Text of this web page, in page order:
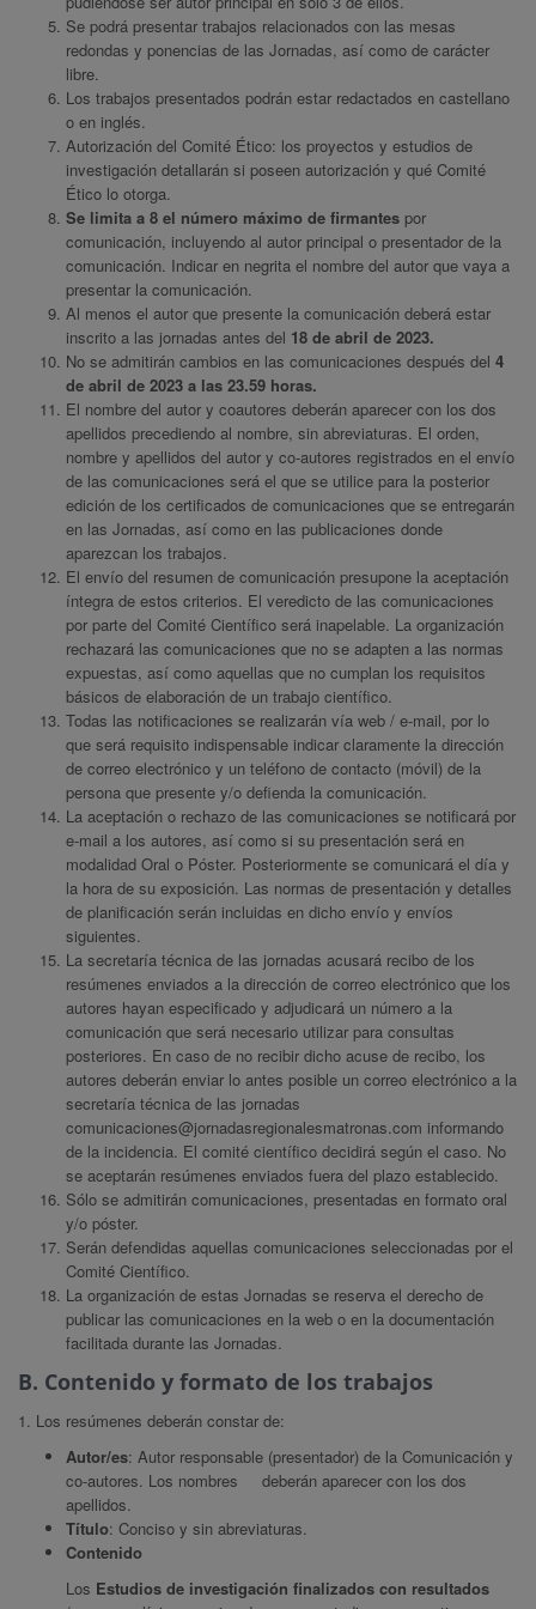
Se podrá presentar trabajos relacionados con las mesas
redondas y ponencias de las Jornadas, así como de carácter
libre.
Los trabajos presentados podrán estar redactados en castellano
o en inglés.
Autorización del Comité Ético: los proyectos y estudios de
investigación detallarán si poseen autorización y qué Comité
Ético lo otorga.
Se limita a 8 el número máximo de firmantes por
comunicación, incluyendo al autor principal o presentador de la
comunicación. Indicar en negrita el nombre del autor que vaya a
presentar la comunicación.
Al menos el autor que presente la comunicación deberá estar
inscrito a las jornadas antes del 18 de abril de 2023.
No se admitirán cambios en las comunicaciones después del 4
de abril de 2023 a las 23.59 horas.
El nombre del autor y coautores deberán aparecer con los dos
apellidos precediendo al nombre, sin abreviaturas. El orden,
nombre y apellidos del autor y co-autores registrados en el envío
de las comunicaciones será el que se utilice para la posterior
edición de los certificados de comunicaciones que se entregarán
en las Jornadas, así como en las publicaciones donde
aparezcan los trabajos.
El envío del resumen de comunicación presupone la aceptación
íntegra de estos criterios. El veredicto de las comunicaciones
por parte del Comité Científico será inapelable. La organización
rechazará las comunicaciones que no se adapten a las normas
expuestas, así como aquellas que no cumplan los requisitos
básicos de elaboración de un trabajo científico.
Todas las notificaciones se realizarán vía web / e-mail, por lo
que será requisito indispensable indicar claramente la dirección
de correo electrónico y un teléfono de contacto (móvil) de la
persona que presente y/o defienda la comunicación.
La aceptación o rechazo de las comunicaciones se notificará por
e-mail a los autores, así como si su presentación será en
modalidad Oral o Póster. Posteriormente se comunicará el día y
la hora de su exposición. Las normas de presentación y detalles
de planificación serán incluidas en dicho envío y envíos
siguientes.
La secretaría técnica de las jornadas acusará recibo de los
resúmenes enviados a la dirección de correo electrónico que los
autores hayan especificado y adjudicará un número a la
comunicación que será necesario utilizar para consultas
posteriores. En caso de no recibir dicho acuse de recibo, los
autores deberán enviar lo antes posible un correo electrónico a la
secretaría técnica de las jornadas
comunicaciones@jornadasregionalesmatronas.com informando
de la incidencia. El comité científico decidirá según el caso. No
se aceptarán resúmenes enviados fuera del plazo establecido.
Sólo se admitirán comunicaciones, presentadas en formato oral
y/o póster.
Serán defendidas aquellas comunicaciones seleccionadas por el
Comité Científico.
La organización de estas Jornadas se reserva el derecho de
publicar las comunicaciones en la web o en la documentación
facilitada durante las Jornadas.
B. Contenido y formato de los trabajos
1. Los resúmenes deberán constar de:
Autor/es: Autor responsable (presentador) de la Comunicación y
co-autores. Los nombres deberán aparecer con los dos
apellidos.
Título: Conciso y sin abreviaturas.
Contenido
Los Estudios de investigación finalizados con resultados